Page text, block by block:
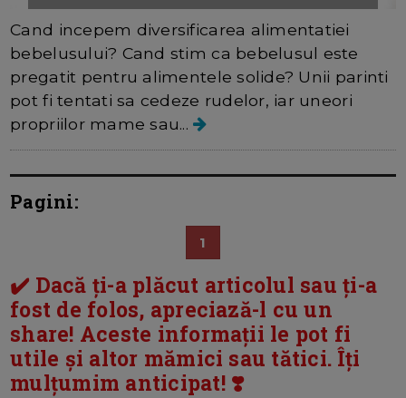
Cand incepem diversificarea alimentatiei
bebelusului? Cand stim ca bebelusul este
pregatit pentru alimentele solide? Unii parinti
pot fi tentati sa cedeze rudelor, iar uneori
propriilor mame sau...
Pagini:
1
✔️ Dacă ți-a plăcut articolul sau ți-a
fost de folos, apreciază-l cu un
share! Aceste informații le pot fi
utile și altor mămici sau tătici. Îți
mulțumim anticipat! ❣️